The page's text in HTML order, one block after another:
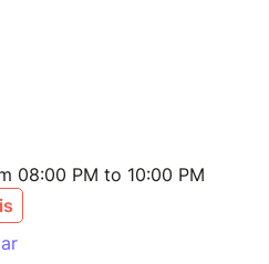
08:00 PM to 10:00 PM